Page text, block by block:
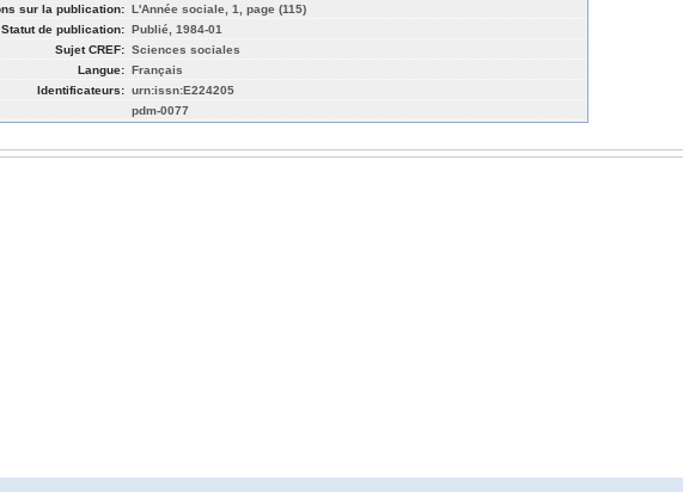
sur la publication: L'Année sociale, 1, page (115)
Statut de publication: Publié, 1984-01
Sujet CREF: Sciences sociales
Langue: Français
Identificateurs: urn:issn:E224205
pdm-0077